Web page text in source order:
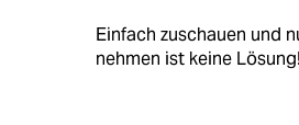
Einfach zuschauen und
nehmen ist keine Lösung!